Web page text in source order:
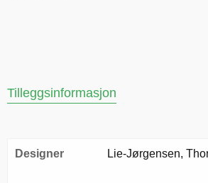
Tilleggsinformasjon
Designer
Lie-Jørgensen,